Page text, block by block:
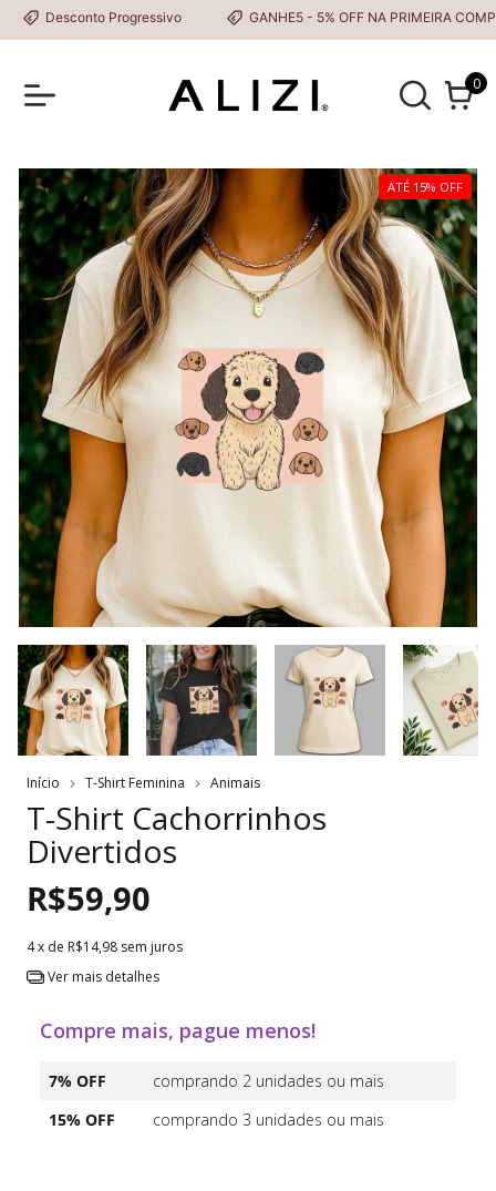
Desconto Progressivo GANHE5 - 5% OFF NA PRIMEIRA COMPRA
0
ATÉ 15% OFF
Início T-Shirt Feminina Animais
T-Shirt Cachorrinhos
Divertidos
R$59,90
4x de R$14,98 sem juros
Ver mais detalhes
Compre mais, pague menos!
7% OFF
comprando 2 unidades ou mais
15% OFF
comprando 3 unidades ou mais